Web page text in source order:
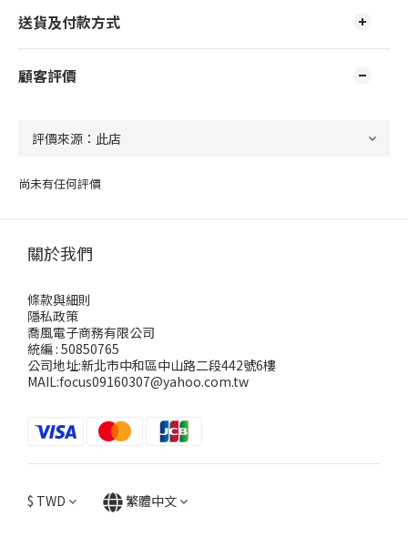
送貨及付款方式
顧客評價
尚未有任何評價
關於我們
條款與細則
隱私政策
喬風電子商務有限公司
統編 : 50850765
公司地址:新北市中和區中山路二段442號6樓
MAIL:focus09160307@yahoo.com.tw
$ TWD 繁體中文